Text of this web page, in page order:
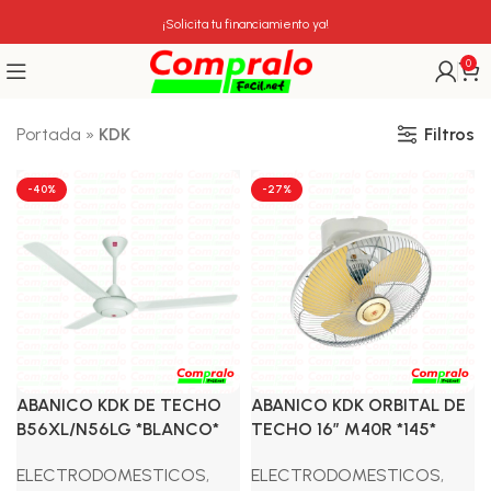
¡Solicita tu financiamiento ya!
0
Portada » KDK Filtros
-40%
ABANICO KDK DE TECHO
B56XL/N56LG *BLANCO*
ELECTRODOMESTICOS,
-27%
ABANICO KDK ORBITAL DE
TECHO 16″ M40R *145*
ELECTRODOMESTICOS,